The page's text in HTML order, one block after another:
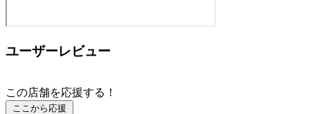
ユーザーレビュー
この店舗を応援する！
ここから応援